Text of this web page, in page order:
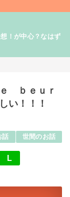
！が中心？なはず
ｂｅｕｒ
い！！！
話
世間のお話
L